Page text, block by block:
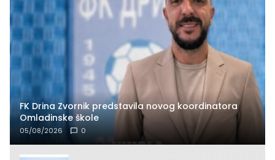
FK Drina Zvornik predstavila novog koordinatora
Omladinske škole
05/08/2026 0